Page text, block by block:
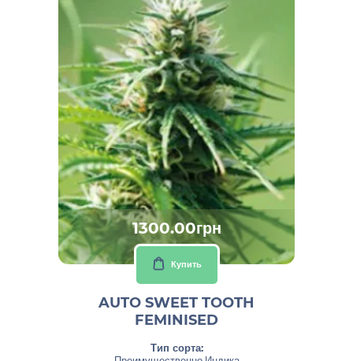
1300.00грн
Купить
AUTO SWEET TOOTH
FEMINISED
Тип сорта: